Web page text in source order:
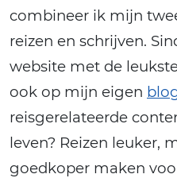
combineer ik mijn
reizen en schrijven.
website met de
ook op mijn eigen
reisgerelateerde
leven? Reizen leuker,
goedkoper maken